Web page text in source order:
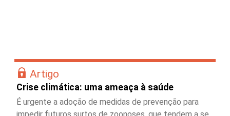
Artigo
Crise climática: uma ameaça à saúde
É urgente a adoção de medidas de prevenção para